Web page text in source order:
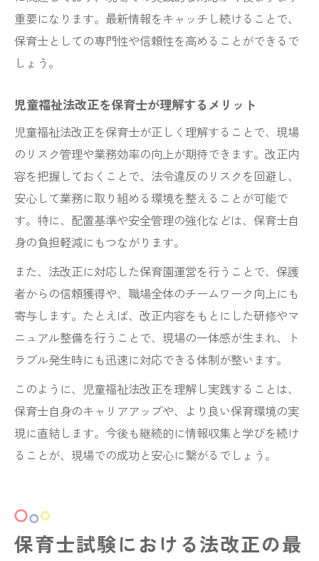
重要になります。最新情報をキャッチし続けることで、
保育士としての専門性や信頼性を高めることができるで
しょう。
児童福祉法改正を保育士が理解するメリット
児童福祉法改正を保育士が正しく理解することで、現場
のリスク管理や業務効率の向上が期待できます。改正内
容を把握しておくことで、法令違反のリスクを回避し、
安心して業務に取り組める環境を整えることが可能で
す。特に、配置基準や安全管理の強化などは、保育士自
身の負担軽減にもつながります。
また、法改正に対応した保育園運営を行うことで、保護
者からの信頼獲得や、職場全体のチームワーク向上にも
寄与します。たとえば、改正内容をもとにした研修やマ
ニュアル整備を行うことで、現場の一体感が生まれ、ト
ラブル発生時にも迅速に対応できる体制が整います。
このように、児童福祉法改正を理解し実践することは、
保育士自身のキャリアアップや、より良い保育環境の実
現に直結します。今後も継続的に情報収集と学びを続け
ることが、現場での成功と安心に繋がるでしょう。
保育士試験における法改正の最